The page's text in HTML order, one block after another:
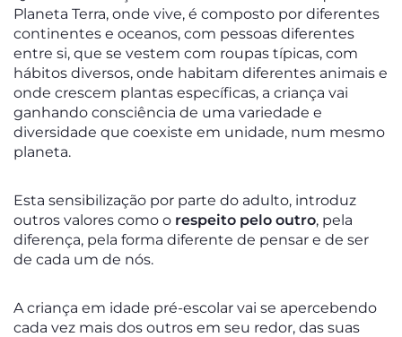
Planeta Terra, onde vive, é composto por diferentes
continentes e oceanos, com pessoas diferentes
entre si, que se vestem com roupas típicas, com
hábitos diversos, onde habitam diferentes animais e
onde crescem plantas específicas, a criança vai
ganhando consciência de uma variedade e
diversidade que coexiste em unidade, num mesmo
planeta.
Esta sensibilização por parte do adulto, introduz
outros valores como o respeito pelo outro, pela
diferença, pela forma diferente de pensar e de ser
de cada um de nós.
A criança em idade pré-escolar vai se apercebendo
cada vez mais dos outros em seu redor, das suas